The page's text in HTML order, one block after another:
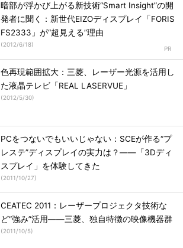
暗部が浮かび上がる新技術“Smart Insight”の開
発者に聞く：新世代EIZOディスプレイ「FORIS
FS2333」が“超見える”理由
(2012/6/18)
色再現範囲拡大：三菱、レーザー光源を活用し
た液晶テレビ「REAL LASERVUE」
(2012/5/30)
PCをつないでもいいじゃない：SCEが作る“プ
レステ”ディスプレイの実力は？――「3Dディ
スプレイ」を体験してきた
(2011/10/27)
CEATEC 2011：レーザープロジェクタ技術な
ど“強み”活用――三菱、独自特徴の映像機器群
(2011/10/5)